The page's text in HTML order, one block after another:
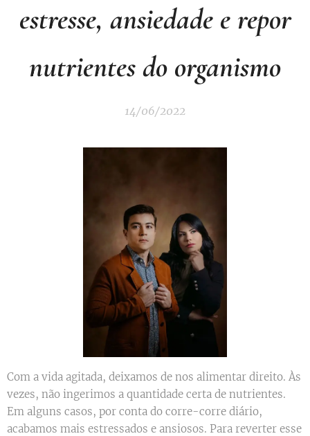
estresse, ansiedade e repor
nutrientes do organismo
14/06/2022
Com a vida agitada, deixamos de nos alimentar direito. Às
vezes, não ingerimos a quantidade certa de nutrientes.
Em alguns casos, por conta do corre-corre diário,
acabamos mais estressados e ansiosos. Para reverter esse